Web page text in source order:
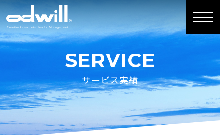
SERVICE
サービス実績